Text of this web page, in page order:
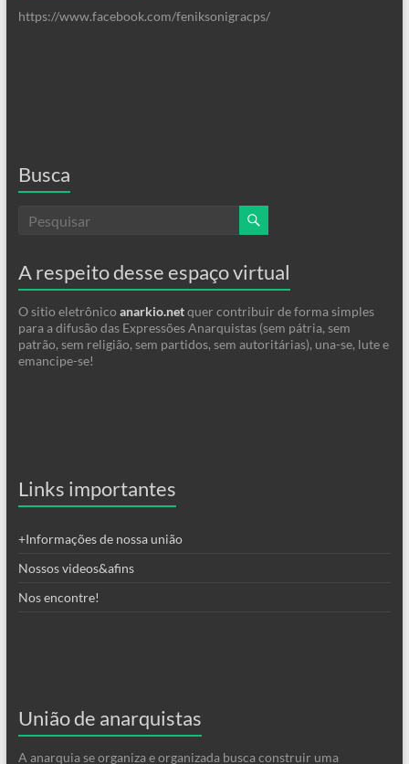
https://www.facebook.com/feniksonigracps/
Busca
A respeito desse espaço virtual
O sitio eletrônico anarkio.netquer contribuir de forma simples
para a difusão das Expressões Anarquistas (sem pátria, sem
patrão, sem religião, sem partidos, sem autoritárias), una-se, lute e
emancipe-se!
Links importantes
+Informações de nossa união
Nossos videos&afins
Nos encontre!
União de anarquistas
A anarquia se organiza e organizada busca construir uma